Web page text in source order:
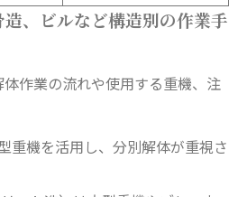
、ビルなど構造別の作業手
作業の流れや使用する重機、注
重機を活用し、分別解体が重視さ